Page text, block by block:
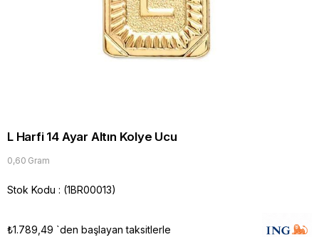
L Harfi 14 Ayar Altın Kolye Ucu
0,60 Gram
Stok Kodu (1BR00013)
₺1.789,49 `den başlayan taksitlerle